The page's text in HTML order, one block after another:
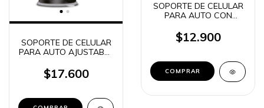
SOPORTE DE CELULAR
PARA AUTO AJUSTABLE
$17.600
SOPORTE DE CELULAR
PARA AUTO CON
FLEXIBLE SIRVE P GPS
FLY XP-D (2550)
$12.900